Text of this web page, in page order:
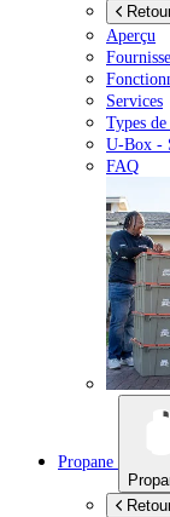
Aperçu
Services
Types
U-Box -
FAQ
Propane